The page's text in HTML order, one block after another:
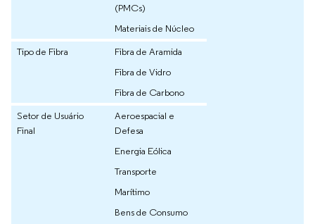
(PMCs)
Materiais de Núcleo
Tipo de Fibra
Fibra de Aramida
Fibra de Vidro
Fibra de Carbono
Setor de Usuário
Final
Aeroespacial e
Defesa
Energia Eólica
Transporte
Marítimo
Bens de Consumo